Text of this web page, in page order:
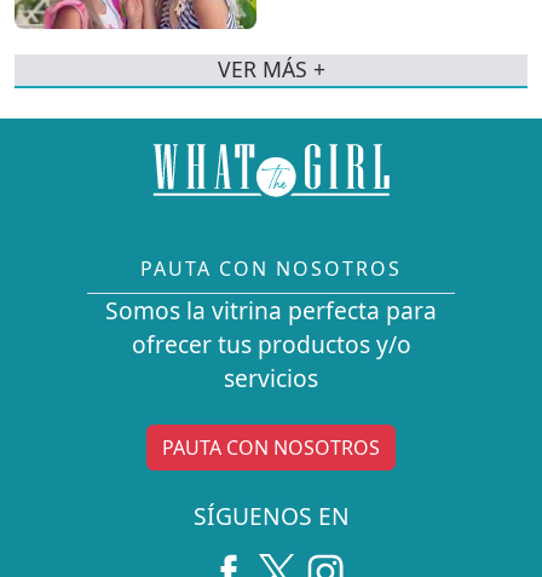
VER MÁS +
PAUTA CON NOSOTROS
Somos la vitrina perfecta para
ofrecer tus productos y/o
servicios
PAUTA CON NOSOTROS
SÍGUENOS EN